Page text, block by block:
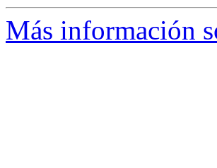
Más información